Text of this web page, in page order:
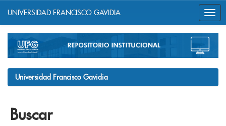
navigation
UNIVERSIDAD FRANCISCO GAVIDIA
Universidad Francisco Gavidia
Buscar